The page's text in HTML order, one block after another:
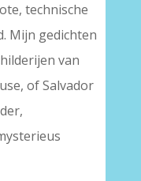
technische
Mijn gedichten
van
of Salvador